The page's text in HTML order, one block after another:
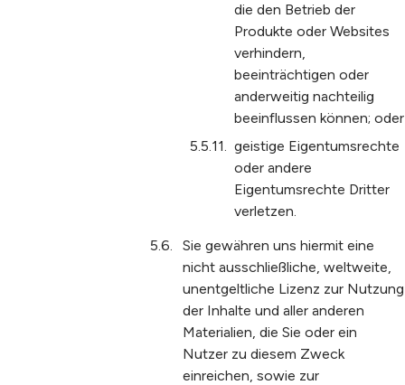
die den Betrieb der
Produkte oder Websites
verhindern,
beeinträchtigen oder
anderweitig nachteilig
beeinflussen können; oder
geistige Eigentumsrechte
oder andere
Eigentumsrechte Dritter
verletzen.
Sie gewähren uns hiermit eine
nicht ausschließliche, weltweite,
unentgeltliche Lizenz zur Nutzung
der Inhalte und aller anderen
Materialien, die Sie oder ein
Nutzer zu diesem Zweck
einreichen, sowie zur